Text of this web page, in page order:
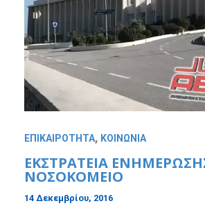
ΕΠΙΚΑΙΡΟΤΗΤΑ, ΚΟΙΝΩΝΙΑ
ΕΚΣΤΡΑΤΕΙΑ
ΝΟΣΟΚΟΜΕΙΟ
14 Δεκεμβρίου, 2016